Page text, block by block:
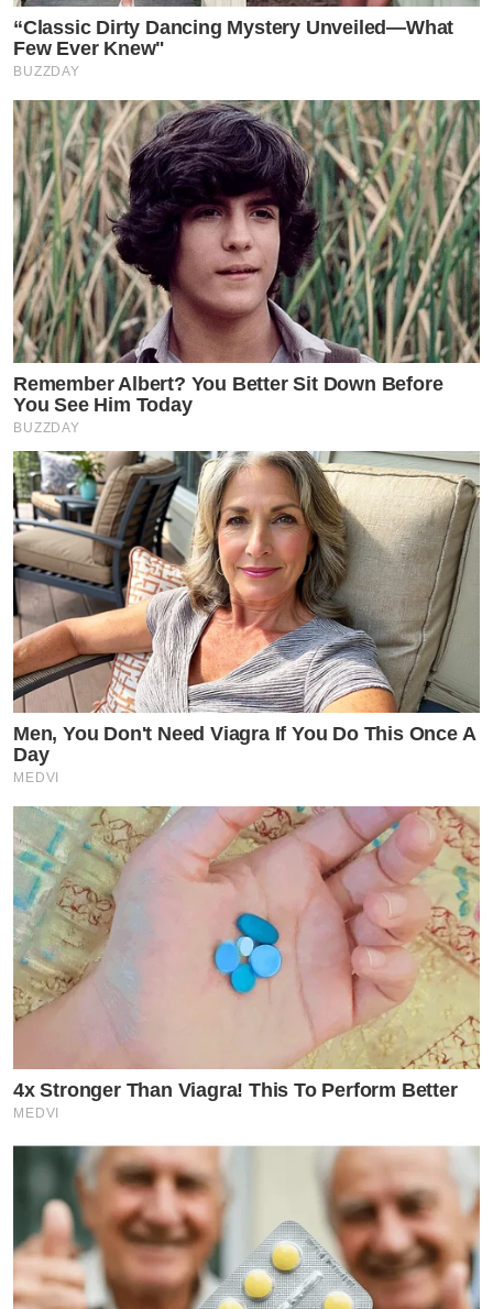
“Classic Dirty Dancing Mystery Unveiled—What
Few Ever Knew"
BUZZDAY
Remember Albert? You Better Sit Down Before
You See Him Today
BUZZDAY
Men, You Don't Need Viagra If You Do This Once A
Day
MEDVI
4x Stronger Than Viagra! This To Perform Better
MEDVI